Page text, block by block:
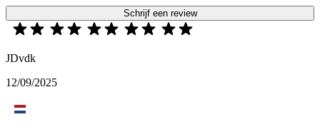
Schrijf een review
JDvdk
12/09/2025